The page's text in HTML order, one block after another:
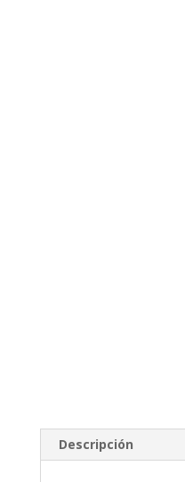
Descripción